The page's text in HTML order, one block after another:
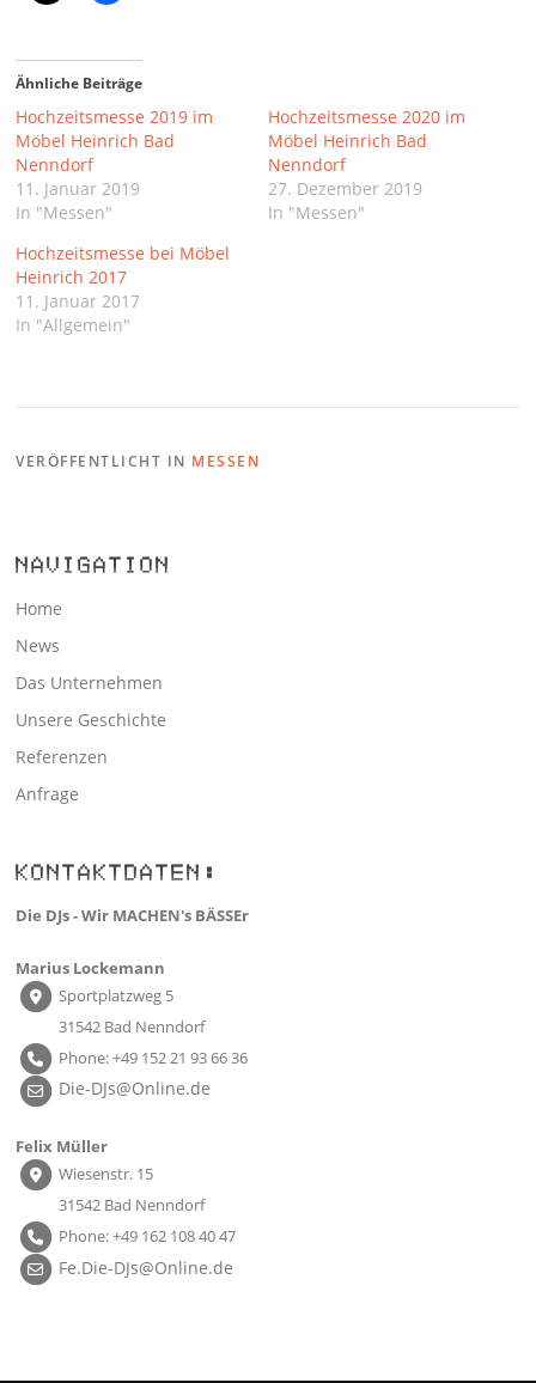
Ähnliche Beiträge
Hochzeitsmesse 2019 im
Möbel Heinrich Bad
Nenndorf
11. Januar 2019
In "Messen"
Hochzeitsmesse 2020 im
Möbel Heinrich Bad
Nenndorf
27. Dezember 2019
In "Messen"
Hochzeitsmesse bei Möbel
Heinrich 2017
11. Januar 2017
In "Allgemein"
VERÖFFENTLICHT IN MESSEN
NAVIGATION
Home
News
Das Unternehmen
Unsere Geschichte
Referenzen
Anfrage
KONTAKTDATEN:
Die DJs - Wir MACHEN's BÄSSEr
Marius Lockemann
Sportplatzweg 5
31542 Bad Nenndorf
Phone: +49 152 21 93 66 36
Die-DJs@Online.de
Felix Müller
Wiesenstr. 15
31542 Bad Nenndorf
Phone: +49 162 108 40 47
Fe.Die-DJs@Online.de